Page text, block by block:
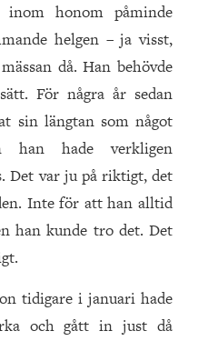
inom honom påminde
helgen – ja visst,
då. Han behövde
För några år sedan
sin längtan som något
han hade verkligen
Det var ju på riktigt, det
Inte för att han alltid
han kunde tro det. Det
tidigare i januari hade
och gått in just då